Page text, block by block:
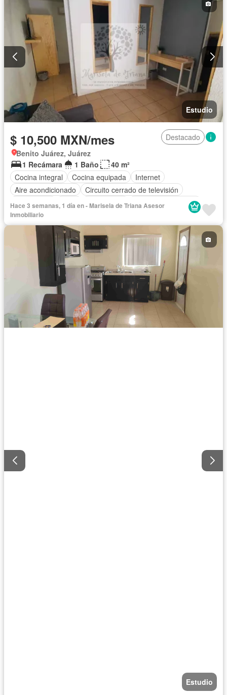
Estudio
$ 10,500 MXN/mes
Destacado
Benito Juárez, Juárez
1 Recámara
1 Baño
40 m²
Cocina integral
Cocina equipada
Internet
Aire acondicionado
Circuito cerrado de televisión
Electricidad
Agua Calefacción
Televisión por cable
Wifi
Completamente amueblado
Hace 3 semanas, 1 día en - Marisela de Triana Asesor
Inmobiliario
Estudio